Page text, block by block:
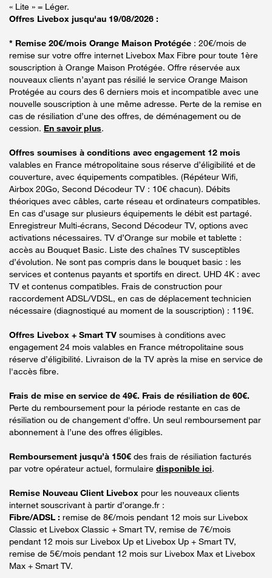
« Lite » = Léger.
Offres Livebox jusqu'au 19/08/2026 :
* Remise 20€/mois Orange Maison Protégée : 20€/mois de
remise sur votre offre internet Livebox Max Fibre pour toute 1ère
souscription à Orange Maison Protégée. Offre réservée aux
nouveaux clients n’ayant pas résilié le service Orange Maison
Protégée au cours des 6 derniers mois et incompatible avec une
nouvelle souscription à une même adresse. Perte de la remise en
cas de résiliation d’une des offres, de déménagement ou de
cession. En savoir plus.
Offres soumises à conditions avec engagement 12 mois
valables en France métropolitaine sous réserve d’éligibilité et de
couverture, avec équipements compatibles. (Répéteur Wifi,
Airbox 20Go, Second Décodeur TV : 10€ chacun). Débits
théoriques avec câbles, carte réseau et ordinateurs compatibles.
En cas d’usage sur plusieurs équipements le débit est partagé.
Enregistreur Multi-écrans, Second Décodeur TV, options avec
activations nécessaires. TV d’Orange sur mobile et tablette :
accès au Bouquet Basic. Liste des chaînes TV susceptibles
d’évolution. Ne sont pas compris dans le bouquet basic : les
services et contenus payants et sportifs en direct. UHD 4K : avec
TV et contenus compatibles. Frais de construction pour
raccordement ADSL/VDSL, en cas de déplacement technicien
nécessaire (diagnostiqué au moment de la souscription) : 119€.
Offres Livebox + Smart TV soumises à conditions avec
engagement 24 mois valables en France métropolitaine sous
réserve d’éligibilité. Livraison de la TV après la mise en service de
l'accès fibre.
Frais de mise en service de 49€. Frais de résiliation de 60€.
Perte du remboursement pour la période restante en cas de
résiliation ou de changement d'offre. Un seul remboursement par
abonnement à l’une des offres éligibles.
Remboursement jusqu’à 150€ des frais de résiliation facturés
par votre opérateur actuel, formulaire disponible ici.
Remise Nouveau Client Livebox pour les nouveaux clients
internet souscrivant à partir d’orange.fr :
Fibre/ADSL : remise de 8€/mois pendant 12 mois sur Livebox
Classic et Livebox Classic + Smart TV, remise de 7€/mois
pendant 12 mois sur Livebox Up et Livebox Up + Smart TV,
remise de 5€/mois pendant 12 mois sur Livebox Max et Livebox
Max + Smart TV.